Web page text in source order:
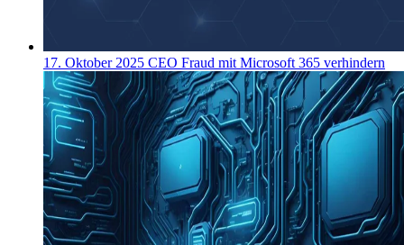
17. Oktober 2025 CEO Fraud mit Microsoft 365 verhindern